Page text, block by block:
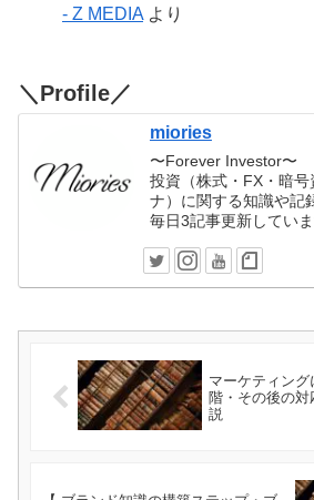
- Z MEDIAより
＼Profile／
miories
〜Forever Investor〜
投資（株式・FX・暗
ナ）に関する知識や記
毎日3記事更新していま
マーケティン
階・その後の
説